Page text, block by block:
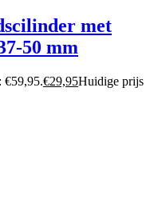
met
50 mm
€59,95.€29,95Huidige prijs